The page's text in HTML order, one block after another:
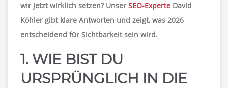
wir jetzt wirklich setzen? Unser SEO-Experte David
Köhler gibt klare Antworten und zeigt, was 2026
entscheidend für Sichtbarkeit sein wird.
1. WIE BIST DU
URSPRÜNGLICH IN DIE